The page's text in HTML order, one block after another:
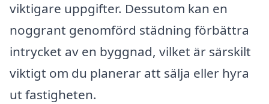
viktigare uppgifter. Dessutom kan en
noggrant genomförd städning förbättra
intrycket av en byggnad, vilket är särskilt
viktigt om du planerar att sälja eller hyra
ut fastigheten.